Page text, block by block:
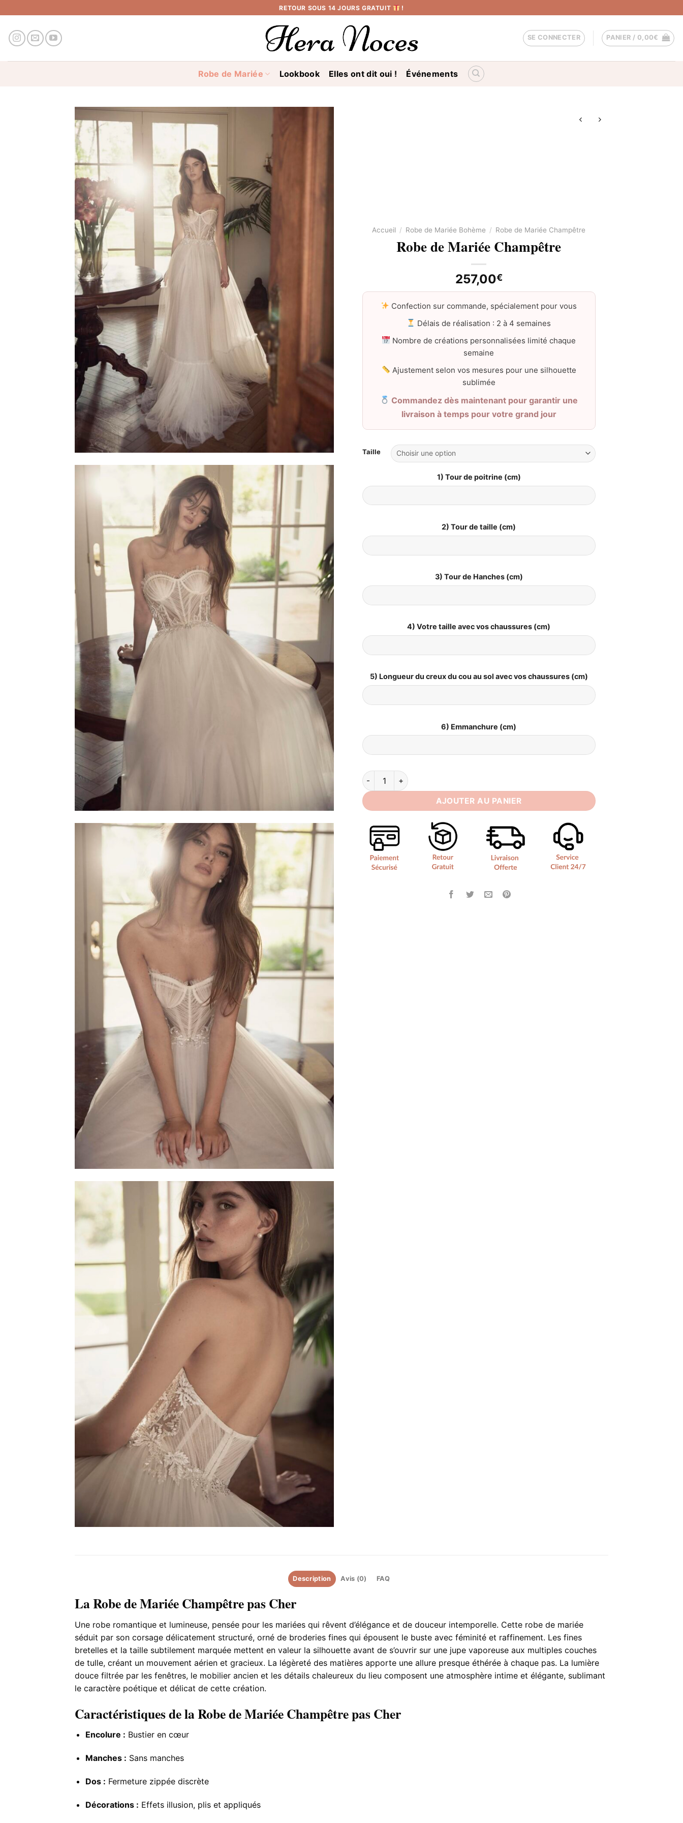
au
contenu
RETOUR SOUS 14 JOURS GRATUIT !
SE CONNECTER PANIER / 0,00€
Robe de Mariée Lookbook Elles ont dit oui ! Événements
Accueil / Robe de Mariée Bohème / Robe de Mariée Champêtre
Robe de Mariée Champêtre
257,00€
Confection sur commande, spécialement pour vous
Délais de réalisation : 2 à 4 semaines
Nombre de créations personnalisées limité chaque
semaine
Ajustement selon vos mesures pour une silhouette
sublimée
Commandez dès maintenant pour garantir une
livraison à temps pour votre grand jour
Taille
1) Tour de poitrine (cm)
2) Tour de taille (cm)
3) Tour de Hanches (cm)
4) Votre taille avec vos chaussures (cm)
5) Longueur du creux du cou au sol avec vos chaussures (cm)
6) Emmanchure (cm)
quantité de Robe de Mariée Champêtre
AJOUTER AU PANIER
Description Avis (0) FAQ
La Robe de Mariée Champêtre pas Cher
Une robe romantique et lumineuse, pensée pour les mariées qui rêvent d’élégance et de douceur intemporelle. Cette robe de mariée
séduit par son corsage délicatement structuré, orné de broderies fines qui épousent le buste avec féminité et raffinement. Les fines
bretelles et la taille subtilement marquée mettent en valeur la silhouette avant de s’ouvrir sur une jupe vaporeuse aux multiples couches
de tulle, créant un mouvement aérien et gracieux. La légèreté des matières apporte une allure presque éthérée à chaque pas. La lumière
douce filtrée par les fenêtres, le mobilier ancien et les détails chaleureux du lieu composent une atmosphère intime et élégante, sublimant
le caractère poétique et délicat de cette création.
Caractéristiques de la Robe de Mariée Champêtre pas Cher
Encolure : Bustier en cœur
Manches : Sans manches
Dos : Fermeture zippée discrète
Décorations : Effets illusion, plis et appliqués